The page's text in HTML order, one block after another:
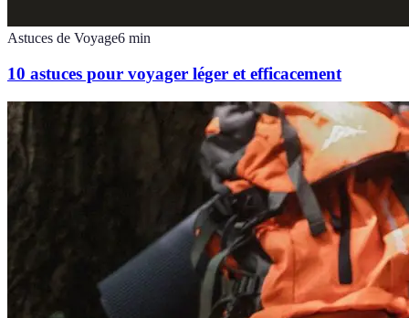
Astuces de Voyage6 min
10 astuces pour voyager léger et efficacement